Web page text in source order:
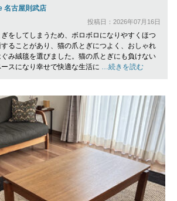
名古屋則武店
投稿日：2026年07月16日
をしてしまうため、ボロボロになりやすくほつ
ることがあり、猫の爪とぎにつよく、おしゃれ
み絨毯を選びました。猫の爪とぎにも負けない
スになり幸せで快適な生活に …続きを読む